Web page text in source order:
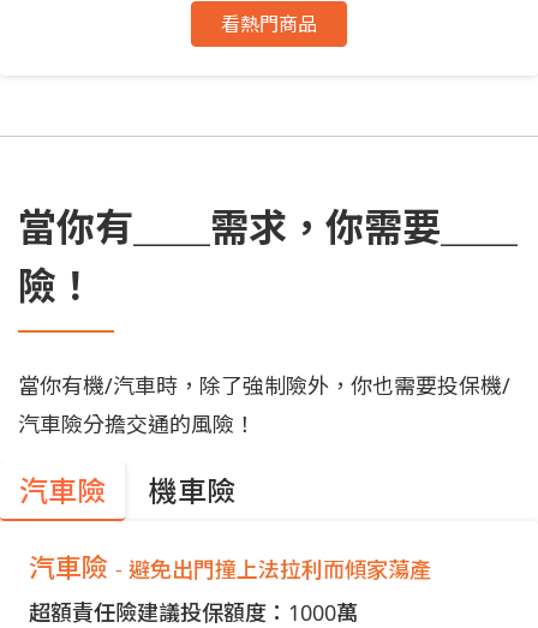
看熱門商品
當你有＿＿需求，你需要＿＿
險！
當你有機/汽車時，除了強制險外，你也需要投保機/
汽車險分擔交通的風險！
汽車險 機車險
汽車險 - 避免出門撞上法拉利而傾家蕩產
超額責任險建議投保額度：1000萬